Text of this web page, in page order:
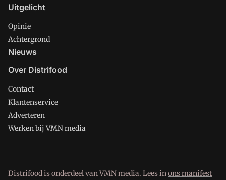
Uitgelicht
Opinie
Achtergrond
Nieuws
Over Distrifood
Contact
Klantenservice
Adverteren
Werken bij VMN media
Distrifood is onderdeel van VMN media. Lees inons manifest